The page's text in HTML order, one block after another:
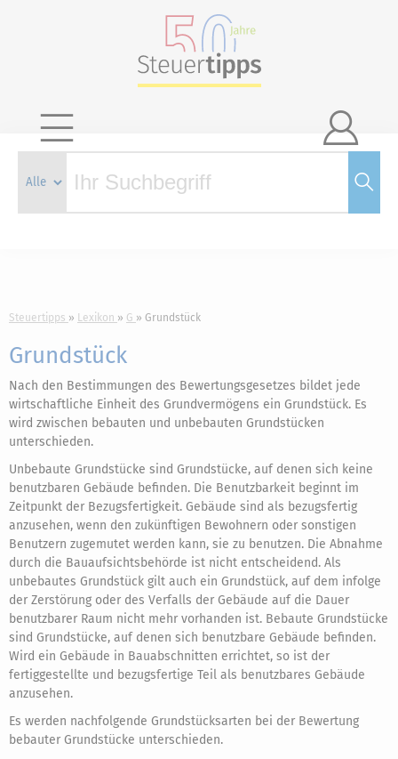

Steuertipps Lexikon G Grundstück
Grundstück
Nach den Bestimmungen des Bewertungsgesetzes bildet jede
wirtschaftliche Einheit des Grundvermögens ein Grundstück. Es
wird zwischen bebauten und unbebauten Grundstücken
unterschieden.
Unbebaute Grundstücke sind Grundstücke, auf denen sich keine
benutzbaren Gebäude befinden. Die Benutzbarkeit beginnt im
Zeitpunkt der Bezugsfertigkeit. Gebäude sind als bezugsfertig
anzusehen, wenn den zukünftigen Bewohnern oder sonstigen
Benutzern zugemutet werden kann, sie zu benutzen. Die Abnahme
durch die Bauaufsichtsbehörde ist nicht entscheidend. Als
unbebautes Grundstück gilt auch ein Grundstück, auf dem infolge
der Zerstörung oder des Verfalls der Gebäude auf die Dauer
benutzbarer Raum nicht mehr vorhanden ist. Bebaute Grundstücke
sind Grundstücke, auf denen sich benutzbare Gebäude befinden.
Wird ein Gebäude in Bauabschnitten errichtet, so ist der
fertiggestellte und bezugsfertige Teil als benutzbares Gebäude
anzusehen.
Es werden nachfolgende Grundstücksarten bei der Bewertung
bebauter Grundstücke unterschieden.